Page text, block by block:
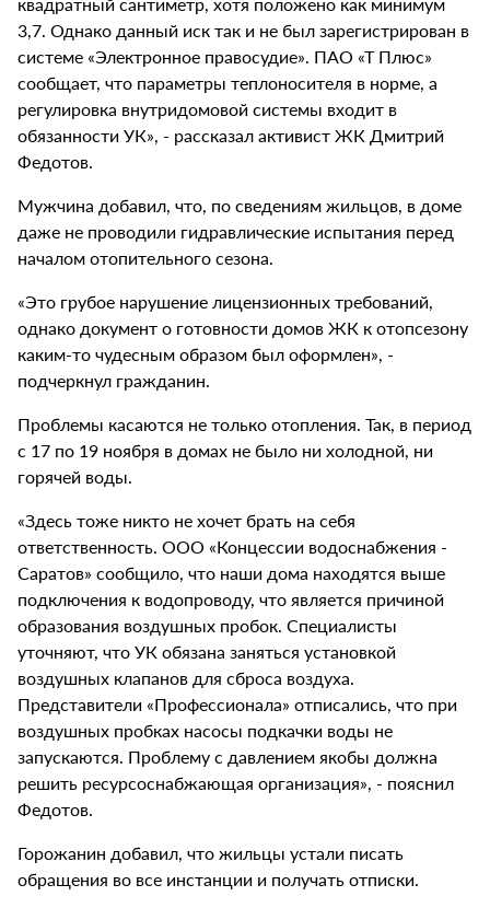
3,7. Однако данный иск так и не был зарегистрирован в
системе «Электронное правосудие». ПАО «Т Плюс»
сообщает, что параметры теплоносителя в норме, а
регулировка внутридомовой системы входит в
обязанности УК», - рассказал активист ЖК Дмитрий
Федотов.
Мужчина добавил, что, по сведениям жильцов, в доме
даже не проводили гидравлические испытания перед
началом отопительного сезона.
«Это грубое нарушение лицензионных требований,
однако документ о готовности домов ЖК к отопсезону
каким-то чудесным образом был оформлен», -
подчеркнул гражданин.
Проблемы касаются не только отопления. Так, в период
с 17 по 19 ноября в домах не было ни холодной, ни
горячей воды.
«Здесь тоже никто не хочет брать на себя
ответственность. ООО «Концессии водоснабжения -
Саратов» сообщило, что наши дома находятся выше
подключения к водопроводу, что является причиной
образования воздушных пробок. Специалисты
уточняют, что УК обязана заняться установкой
воздушных клапанов для сброса воздуха.
Представители «Профессионала» отписались, что при
воздушных пробках насосы подкачки воды не
запускаются. Проблему с давлением якобы должна
решить ресурсоснабжающая организация», - пояснил
Федотов.
Горожанин добавил, что жильцы устали писать
обращения во все инстанции и получать отписки.